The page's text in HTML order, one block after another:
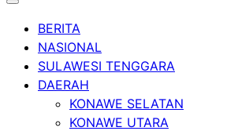
BERITA
NASIONAL
SULAWESI TENGGARA
DAERAH
KONAWE SELATAN
KONAWE UTARA